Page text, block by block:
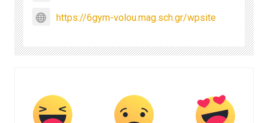
https://6gym-volou.mag.sch.gr/wpsite